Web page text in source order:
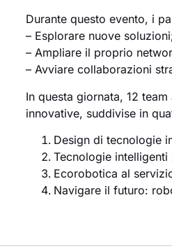
Durante questo evento, i
– Esplorare nuove
– Ampliare il proprio
– Avviare collaborazioni
In questa giornata, 12
innovative, suddivise in
Design di tecnologie
Tecnologie
Ecorobotica al
Navigare il futuro: